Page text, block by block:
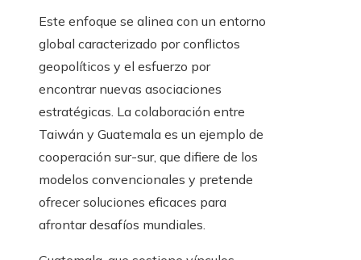
Este enfoque se alinea con un entorno
global caracterizado por conflictos
geopolíticos y el esfuerzo por
encontrar nuevas asociaciones
estratégicas. La colaboración entre
Taiwán y Guatemala es un ejemplo de
cooperación sur-sur, que difiere de los
modelos convencionales y pretende
ofrecer soluciones eficaces para
afrontar desafíos mundiales.